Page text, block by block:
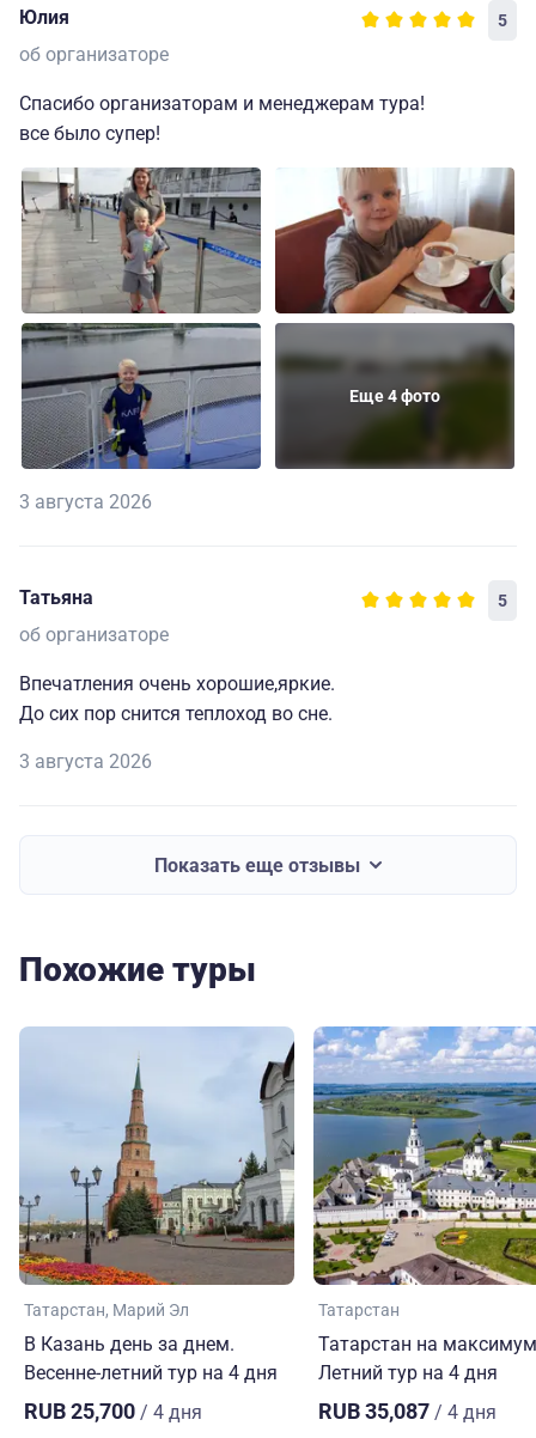
Юлия 5
об организаторе
Спасибо организаторам и менеджерам тура!
все было супер!
Еще 4 фото
3 августа 2026
Татьяна 5
об организаторе
Впечатления очень хорошие,яркие.
До сих пор снится теплоход во сне.
3 августа 2026
Показать еще отзывы
Похожие туры
Татарстан Марий Эл
В Казань день за днем.
Весенне-летний тур на 4 дня
RUB 25,700 / 4 дня
Татарстан
Татарстан на
Летний тур на 4 дня
RUB 35,087 / 4 дня